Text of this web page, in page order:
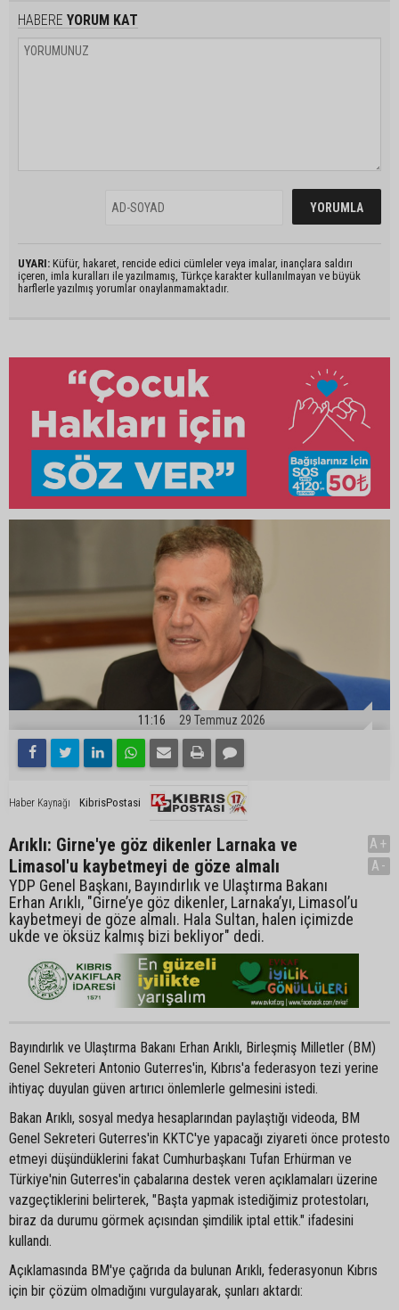
HABERE YORUM KAT
UYARI: Küfür, hakaret, rencide edici cümleler veya imalar, inançlara saldırı
içeren, imla kuralları ile yazılmamış, Türkçe karakter kullanılmayan ve büyük
harflerle yazılmış yorumlar onaylanmamaktadır.
11:16 29 Temmuz 2026
Haber Kaynağı KibrisPostasi
Arıklı: Girne'ye göz dikenler Larnaka ve
Limasol'u kaybetmeyi de göze almalı
YDP Genel Başkanı, Bayındırlık ve Ulaştırma Bakanı
Erhan Arıklı, "Girne’ye göz dikenler, Larnaka’yı, Limasol’u
kaybetmeyi de göze almalı. Hala Sultan, halen içimizde
ukde ve öksüz kalmış bizi bekliyor" dedi.
A+
A-
Bayındırlık ve Ulaştırma Bakanı Erhan Arıklı, Birleşmiş Milletler (BM)
Genel Sekreteri Antonio Guterres'in, Kıbrıs'a federasyon tezi yerine
ihtiyaç duyulan güven artırıcı önlemlerle gelmesini istedi.
Bakan Arıklı, sosyal medya hesaplarından paylaştığı videoda, BM
Genel Sekreteri Guterres'in KKTC'ye yapacağı ziyareti önce protesto
etmeyi düşündüklerini fakat Cumhurbaşkanı Tufan Erhürman ve
Türkiye'nin Guterres'in çabalarına destek veren açıklamaları üzerine
vazgeçtiklerini belirterek, "Başta yapmak istediğimiz protestoları,
biraz da durumu görmek açısından şimdilik iptal ettik." ifadesini
kullandı.
Açıklamasında BM'ye çağrıda da bulunan Arıklı, federasyonun Kıbrıs
için bir çözüm olmadığını vurgulayarak, şunları aktardı: